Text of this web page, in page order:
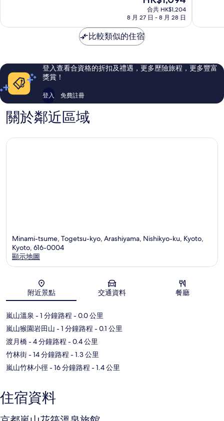
旅
度
假
村)
嵐
分)，
則
評
篇
售
HK$1,094
合共 HK$1,204
8 月 27 日 - 8 月 28 日
分)，
則
評
比較類似的住宿
登入查看合資格的折扣及禮遇，更多歷險旅程，更多豐富
獎賞！
登入 免費註冊
關於鄰近區域
Minami-tsume, Togetsu-kyo, Arashiyama, Nishikyo-ku, Kyoto,
Kyoto, 616-0004
顯示地圖
附近景點 交通資料 餐廳
嵐山溫泉 - 1 分鐘路程 - 0.0 公里
嵐山猴園岩田山 - 1 分鐘路程 - 0.1 公里
渡月橋- 4 分鐘路程 - 0.4 公里
竹林街- 14 分鐘路程 - 1.3 公里
嵐山竹林小徑 - 16 分鐘路程 - 1.4 公里
住宿資料